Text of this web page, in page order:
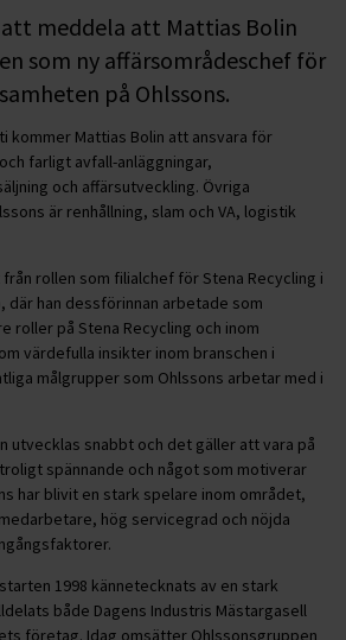
att meddela att Mattias Bolin
som ny affärsområdeschef för
på Ohlssons.
kommer Mattias Bolin att ansvara för
farligt avfall-anläggningar,
och affärsutveckling. Övriga
är renhållning, slam och VA, logistik
rollen som filialchef för Stena Recycling i
där han dessförinnan arbetade som
roller på Stena Recycling och inom
värdefulla insikter inom branschen i
målgrupper som Ohlssons arbetar med i
utvecklas snabbt och det gäller att vara på
spännande och något som motiverar
har blivit en stark spelare inom området,
hög servicegrad och nöjda
1998 kännetecknats av en stark
både Dagens Industris Mästargasell
företag. Idag omsätter Ohlssonsgruppen